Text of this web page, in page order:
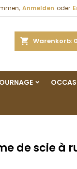
Anmelden oder
Warenkorb 0
de scie à